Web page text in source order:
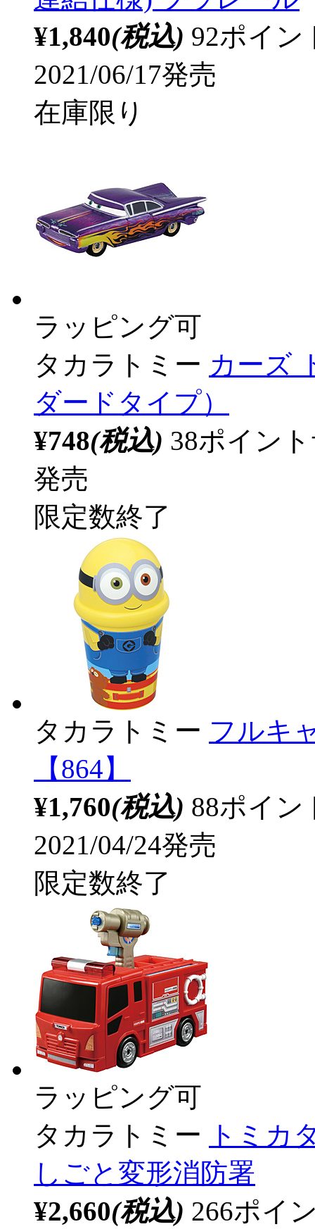
¥1,840(税込) 92ポイ
2021/06/17発売
在庫限り
ラッピング可
タカラトミー カーズ
ダードタイプ）
¥748(税込) 38ポイン
発売
限定数終了
タカラトミー フルキ
【864】
¥1,760(税込) 88ポイ
2021/04/24発売
限定数終了
ラッピング可
タカラトミー
トミカ
しごと変形消防署
¥2,660(税込) 266ポイ